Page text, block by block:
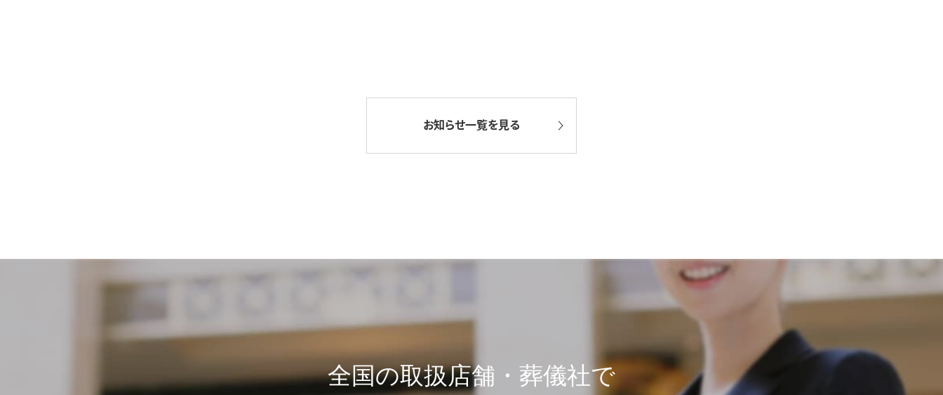
お知らせ一覧を見る
全国の取扱店舗・葬儀社で